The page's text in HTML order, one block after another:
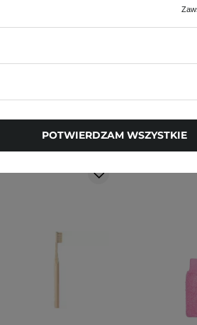
Klienci, którzy kupili
POTWIERDZAM WSZYSTKIE